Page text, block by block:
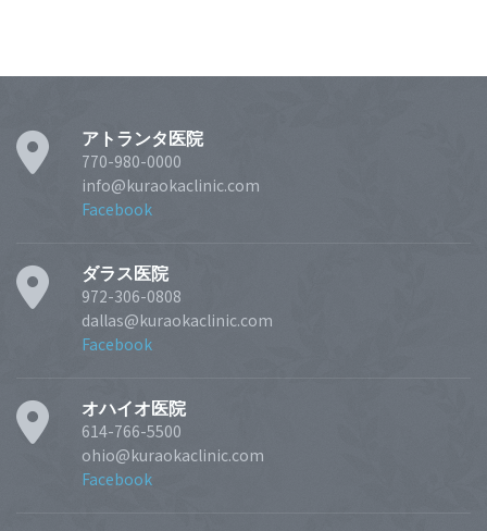
アトランタ医院
770-980-0000
info@kuraokaclinic.com
Facebook
ダラス医院
972-306-0808
dallas@kuraokaclinic.com
Facebook
オハイオ医院
614-766-5500
ohio@kuraokaclinic.com
Facebook